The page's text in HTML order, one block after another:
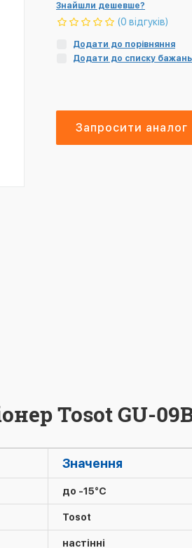
Знайшли дешевше?
(0 відгуків)
Додати до порівняння
Додати до списку бажань
Запросити аналог
Tosot GU-
Значення
до -15°C
Tosot
настінні